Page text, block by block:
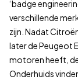
‘badge
verschillende
zijn. Nadat
later de Peugeot
motoren heeft,
Onderhuids